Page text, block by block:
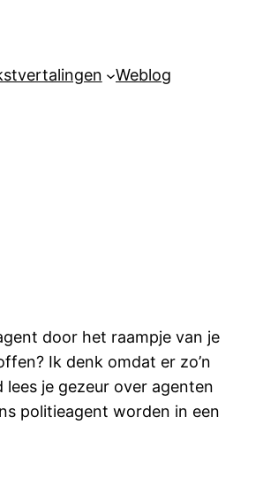
Weblog
door het raampje van je
Ik denk omdat er zo’n
je gezeur over agenten
politieagent worden in een